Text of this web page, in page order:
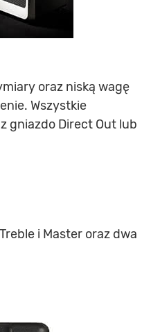
oraz niską wagę
Wszystkie
gniazdo Direct Out lub
i Master oraz dwa